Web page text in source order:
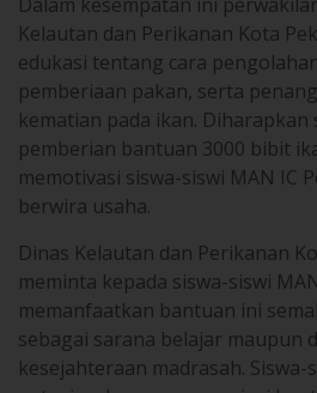
edukasi tentang cara
pemberiaan pakan, serta
kematian pada ikan. Diharapkan
pemberian bantuan 3000 bibit
memotivasi siswa-siswi MAN IC
berwira usaha.
Dinas Kelautan dan Perikanan
memanfaatkan bantuan ini
sebagai sarana belajar maupun
kesejahteraan madrasah. Siswa-
antusias dan mengapresiasi
diberikan.